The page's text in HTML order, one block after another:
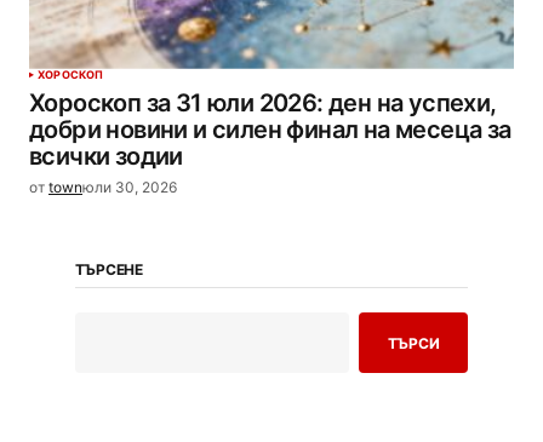
ХОРОСКОП
Хороскоп за 31 юли 2026: ден на успехи,
добри новини и силен финал на месеца за
всички зодии
от townюли 30, 2026
ТЪРСЕНЕ
ТЪРСИ